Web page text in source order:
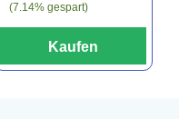
(7.14% gespart)
Kaufen